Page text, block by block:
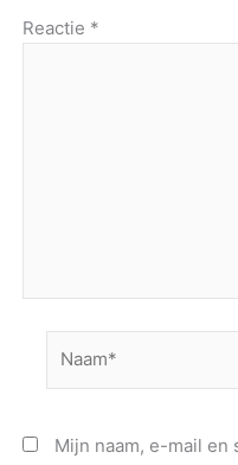
Reactie *
Mijn naam, e-mail